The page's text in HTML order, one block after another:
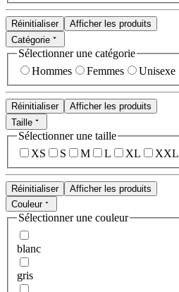
Réinitialiser
Afficher les produits
Catégorie
Sélectionner une catégorie
Hommes
Femmes Unisexe
Réinitialiser
Afficher les produits
Taille
Sélectionner une taille
XS
S M L XL XXL
Réinitialiser
Afficher les produits
Couleur
Sélectionner une couleur
blanc
gris